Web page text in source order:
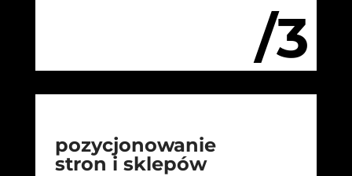
/3
pozycjonowanie
stron i sklepów